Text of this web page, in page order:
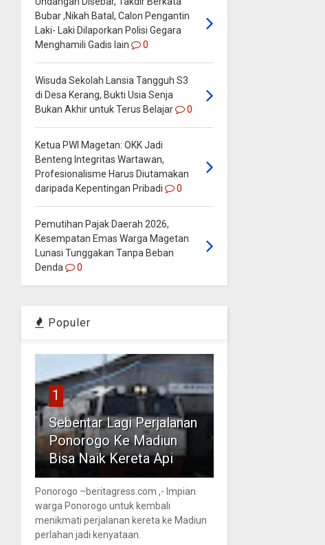
Bubar ,Nikah Batal, Calon Pengantin
Laki- Laki Dilaporkan Polisi Gegara
Menghamili Gadis lain
0
Wisuda Sekolah Lansia Tangguh S3
di Desa Kerang, Bukti Usia Senja
Bukan Akhir untuk Terus Belajar
0
Ketua PWI Magetan: OKK Jadi
Benteng Integritas Wartawan,
Profesionalisme Harus Diutamakan
daripada Kepentingan Pribadi
0
Pemutihan Pajak Daerah 2026,
Kesempatan Emas Warga Magetan
Lunasi Tunggakan Tanpa Beban
Denda
0
Populer
1
Sebentar Lagi Perjalanan
Ponorogo Ke Madiun
Bisa Naik Kereta Api
Ponorogo –beritagress.com ,- Impian
warga Ponorogo untuk kembali
menikmati perjalanan kereta ke Madiun
perlahan jadi kenyataan.